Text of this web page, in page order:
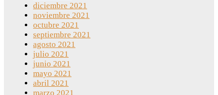
diciembre 2021
noviembre 2021
octubre 2021
septiembre 2021
agosto 2021
julio 2021
junio 2021
mayo 2021
abril 2021
marzo 2021